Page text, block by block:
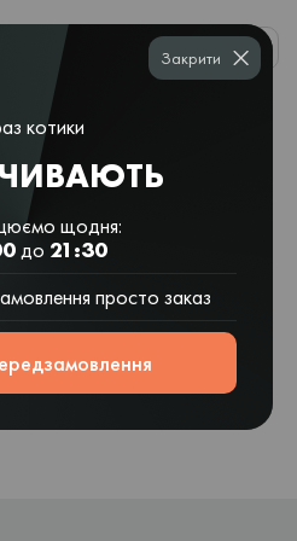
0
котики
щодня:
до 21:30
просто заказ
Закрити